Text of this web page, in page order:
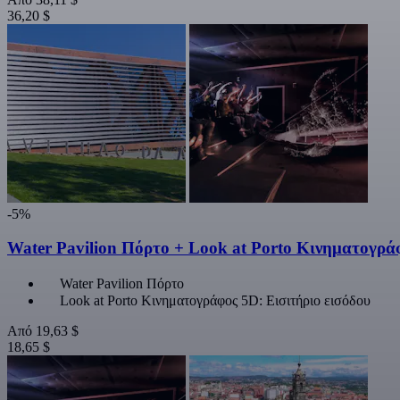
36,20 $
-5%
Water Pavilion Πόρτο + Look at Porto
Water Pavilion Πόρτο
Look at Porto Κινηματογράφος 5D: Εισιτήριο εισόδου
Από 19,63 $
18,65 $